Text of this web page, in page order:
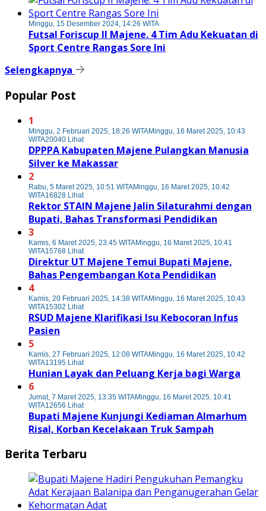
Minggu, 15 Desember 2024, 14:26 WITA
Futsal Foriscup II Majene. 4 Tim Adu Kekuatan di
Sport Centre Rangas Sore Ini
Selengkapnya
Popular Post
1
Minggu, 2 Februari 2025, 18:26 WITAMinggu, 16 Maret 2025, 10:43
WITA20040 Lihat
DPPPA Kabupaten Majene Pulangkan Manusia
Silver ke Makassar
2
Rabu, 5 Maret 2025, 10:51 WITAMinggu, 16 Maret 2025, 10:42
WITA16828 Lihat
Rektor STAIN Majene Jalin Silaturahmi dengan
Bupati, Bahas Transformasi Pendidikan
3
Kamis, 6 Maret 2025, 23:45 WITAMinggu, 16 Maret 2025, 10:41
WITA15768 Lihat
Direktur UT Majene Temui Bupati Majene,
Bahas Pengembangan Kota Pendidikan
4
Kamis, 20 Februari 2025, 14:38 WITAMinggu, 16 Maret 2025, 10:43
WITA15302 Lihat
RSUD Majene Klarifikasi Isu Kebocoran Infus
Pasien
5
Kamis, 27 Februari 2025, 12:08 WITAMinggu, 16 Maret 2025, 10:42
WITA13195 Lihat
Hunian Layak dan Peluang Kerja bagi Warga
6
Jumat, 7 Maret 2025, 13:35 WITAMinggu, 16 Maret 2025, 10:41
WITA12656 Lihat
Bupati Majene Kunjungi Kediaman Almarhum
Risal, Korban Kecelakaan Truk Sampah
Berita Terbaru